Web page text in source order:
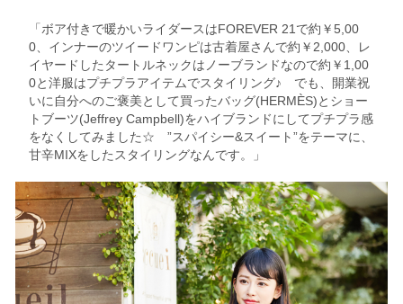
「ボア付きで暖かいライダースはFOREVER 21で約￥5,00
0、インナーのツイードワンピは古着屋さんで約￥2,000、レ
イヤードしたタートルネックはノーブランドなので約￥1,00
0と洋服はプチプラアイテムでスタイリング♪ でも、開業祝
いに自分へのご褒美として買ったバッグ(HERMÈS)とショー
トブーツ(Jeffrey Campbell)をハイブランドにしてプチプラ感
をなくしてみました☆ ”スパイシー&スイート”をテーマに、
甘辛MIXをしたスタイリングなんです。」